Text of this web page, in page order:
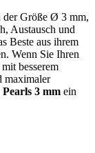
der Größe Ø 3 mm,
Austausch und
Beste aus ihrem
Wenn Sie Ihren
besserem
maximaler
3 mm ein